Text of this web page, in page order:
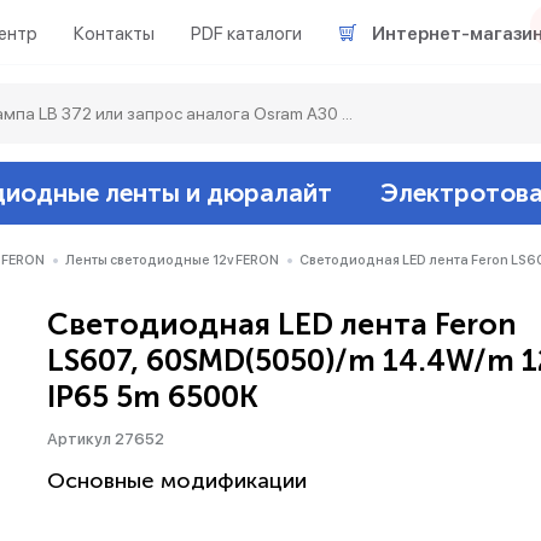
Контакты PDF каталоги Интернет-магазин
Светодиодные
Люминесцентные
Акцентное
Светильники
ленты и дюралайт
Ленты
Дюралайт
Датчики
Звонки и
Гирлянды белт-
Прочее
Ленты светодиодные 12v FERON Светодиодная LED лента Feron
Светодиодная LED лента Feron
LS607, 60SMD(5050)/m 14.4W/m
IP65 5m 6500К
Артикул 27652
Основные модификации